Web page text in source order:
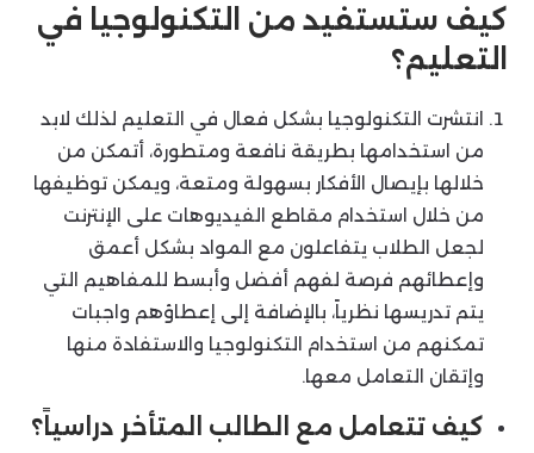
كيف ستستفيد من التكنولوجيا في
التعليم؟
انتشرت التكنولوجيا بشكل فعال في التعليم لذلك لابد
من استخدامها بطريقة نافعة ومتطورة، أتمكن من
خلالها بإيصال الأفكار بسهولة ومتعة، ويمكن توظيفها
من خلال استخدام مقاطع الفيديوهات على الإنترنت
لجعل الطلاب يتفاعلون مع المواد بشكل أعمق
وإعطائهم فرصة لفهم أفضل وأبسط للمفاهيم التي
يتم تدريسها نظرياً، بالإضافة إلى إعطاؤهم واجبات
تمكنهم من استخدام التكنولوجيا والاستفادة منها
وإتقان التعامل معها.
كيف تتعامل مع الطالب المتأخر دراسياً؟